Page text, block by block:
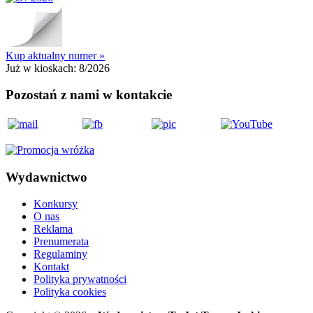
Kup aktualny numer »
Już w kioskach: 8/2026
Pozostań z nami w kontakcie
Wydawnictwo
Konkursy
O nas
Reklama
Prenumerata
Regulaminy
Kontakt
Polityka prywatności
Polityka cookies